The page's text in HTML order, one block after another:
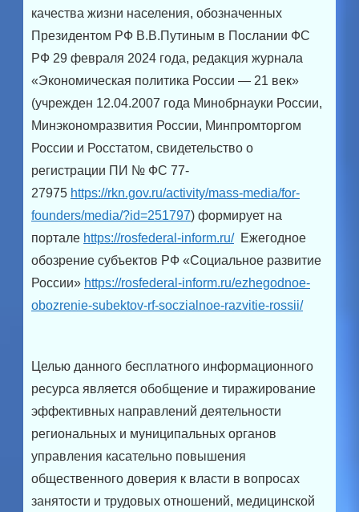
качества жизни населения, обозначенных
Президентом РФ В.В.Путиным в Послании ФС
РФ 29 февраля 2024 года, редакция журнала
«Экономическая политика России — 21 век»
(учрежден 12.04.2007 года Минобрнауки России,
Минэкономразвития России, Минпромторгом
России и Росстатом, свидетельство о
регистрации ПИ № ФС 77-
27975 https://rkn.gov.ru/activity/mass-media/for-
founders/media/?id=251797) формирует на
портале https://rosfederal-inform.ru/Ежегодное
обозрение субъектов РФ «Социальное развитие
России» https://rosfederal-inform.ru/ezhegodnoe-
obozrenie-subektov-rf-soczialnoe-razvitie-rossii/
Целью данного бесплатного информационного
ресурса является обобщение и тиражирование
эффективных направлений деятельности
региональных и муниципальных органов
управления касательно повышения
общественного доверия к власти в вопросах
занятости и трудовых отношений, медицинской